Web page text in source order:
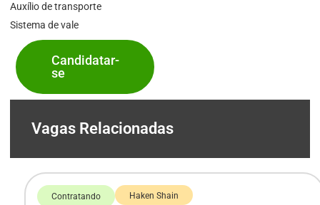
Auxílio de transporte
Sistema de vale
Candidatar-
se
Vagas Relacionadas
Contratando Haken Shain